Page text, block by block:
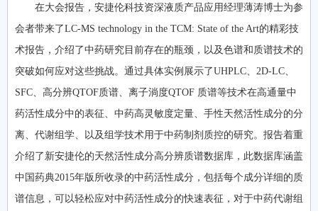
在大会报告，安捷伦科技资深液质产品应用经理薄涛博士为参
会者带来了LC-MS technology in the TCM: State of the Art的精彩技
术报告，介绍了中药研究目前存在的瓶颈，以及色谱和质谱技术的
突破如何应对这些挑战。通过具体实例展示了UHPLC、2D-LC、
SFC、高分辨QTOF质谱、离子淌度QTOF 质谱等技术在高通量中
药活性成分中的表征、中药高灵敏度定量、手性天然活性成分的分
离、代谢组学、以及组学技术用于中药制剂质控的研究。报告着重
介绍了新安捷伦的天然活性成分高分辨质谱数据库，此数据库涵盖
中国药典2015年版所收录的中药活性成分，包括每个成分详细的质
谱信息，可以轻松应对中药活性成分的快速表征，对于中药代谢组